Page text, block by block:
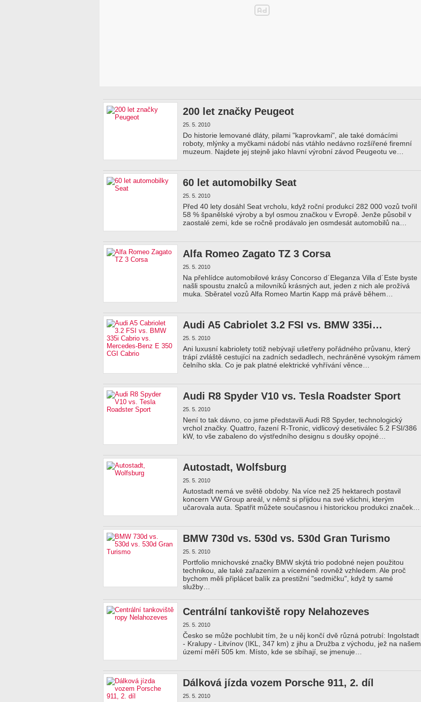
200 let značky Peugeot
25. 5. 2010
Do historie lemované dláty, pilami "kaprovkami", ale také domácími
roboty, mlýnky a myčkami nádobí nás vtáhlo nedávno rozšířené firemní
muzeum. Najdete jej stejně jako hlavní výrobní závod Peugeotu ve…
60 let automobilky Seat
25. 5. 2010
Před 40 lety dosáhl Seat vrcholu, když roční produkcí 282 000 vozů tvořil
58 % španělské výroby a byl osmou značkou v Evropě. Jenže působil v
zaostalé zemi, kde se ročně prodávalo jen osmdesát automobilů na…
Alfa Romeo Zagato TZ 3 Corsa
25. 5. 2010
Na přehlídce automobilové krásy Concorso d´Eleganza Villa d´Este byste
našli spoustu znalců a milovníků krásných aut, jeden z nich ale prožívá
muka. Sběratel vozů Alfa Romeo Martin Kapp má právě během…
Audi A5 Cabriolet 3.2 FSI vs. BMW 335i…
25. 5. 2010
Ani luxusní kabriolety totiž nebývají ušetřeny pořádného průvanu, který
trápí zvláště cestující na zadních sedadlech, nechráněné vysokým rámem
čelního skla. Co je pak platné elektrické vyhřívání věnce…
Audi R8 Spyder V10 vs. Tesla Roadster Sport
25. 5. 2010
Není to tak dávno, co jsme představili Audi R8 Spyder, technologický
vrchol značky. Quattro, řazení R-Tronic, vidlicový desetiválec 5.2 FSI/386
kW, to vše zabaleno do výstředního designu s doušky opojné…
Autostadt, Wolfsburg
25. 5. 2010
Autostadt nemá ve světě obdoby. Na více než 25 hektarech postavil
koncern VW Group areál, v němž si přijdou na své všichni, kterým
učarovala auta. Spatřit můžete současnou i historickou produkci značek…
BMW 730d vs. 530d vs. 530d Gran Turismo
25. 5. 2010
Portfolio mnichovské značky BMW skýtá trio podobné nejen použitou
technikou, ale také zařazením a víceméně rovněž vzhledem. Ale proč
bychom měli připlácet balík za prestižní "sedmičku", když ty samé
služby…
Centrální tankoviště ropy Nelahozeves
25. 5. 2010
Česko se může pochlubit tím, že u něj končí dvě různá potrubí: Ingolstadt
- Kralupy - Litvínov (IKL, 347 km) z jihu a Družba z východu, jež na našem
území měří 505 km. Místo, kde se sbíhají, se jmenuje…
Dálková jízda vozem Porsche 911, 2. díl
25. 5. 2010